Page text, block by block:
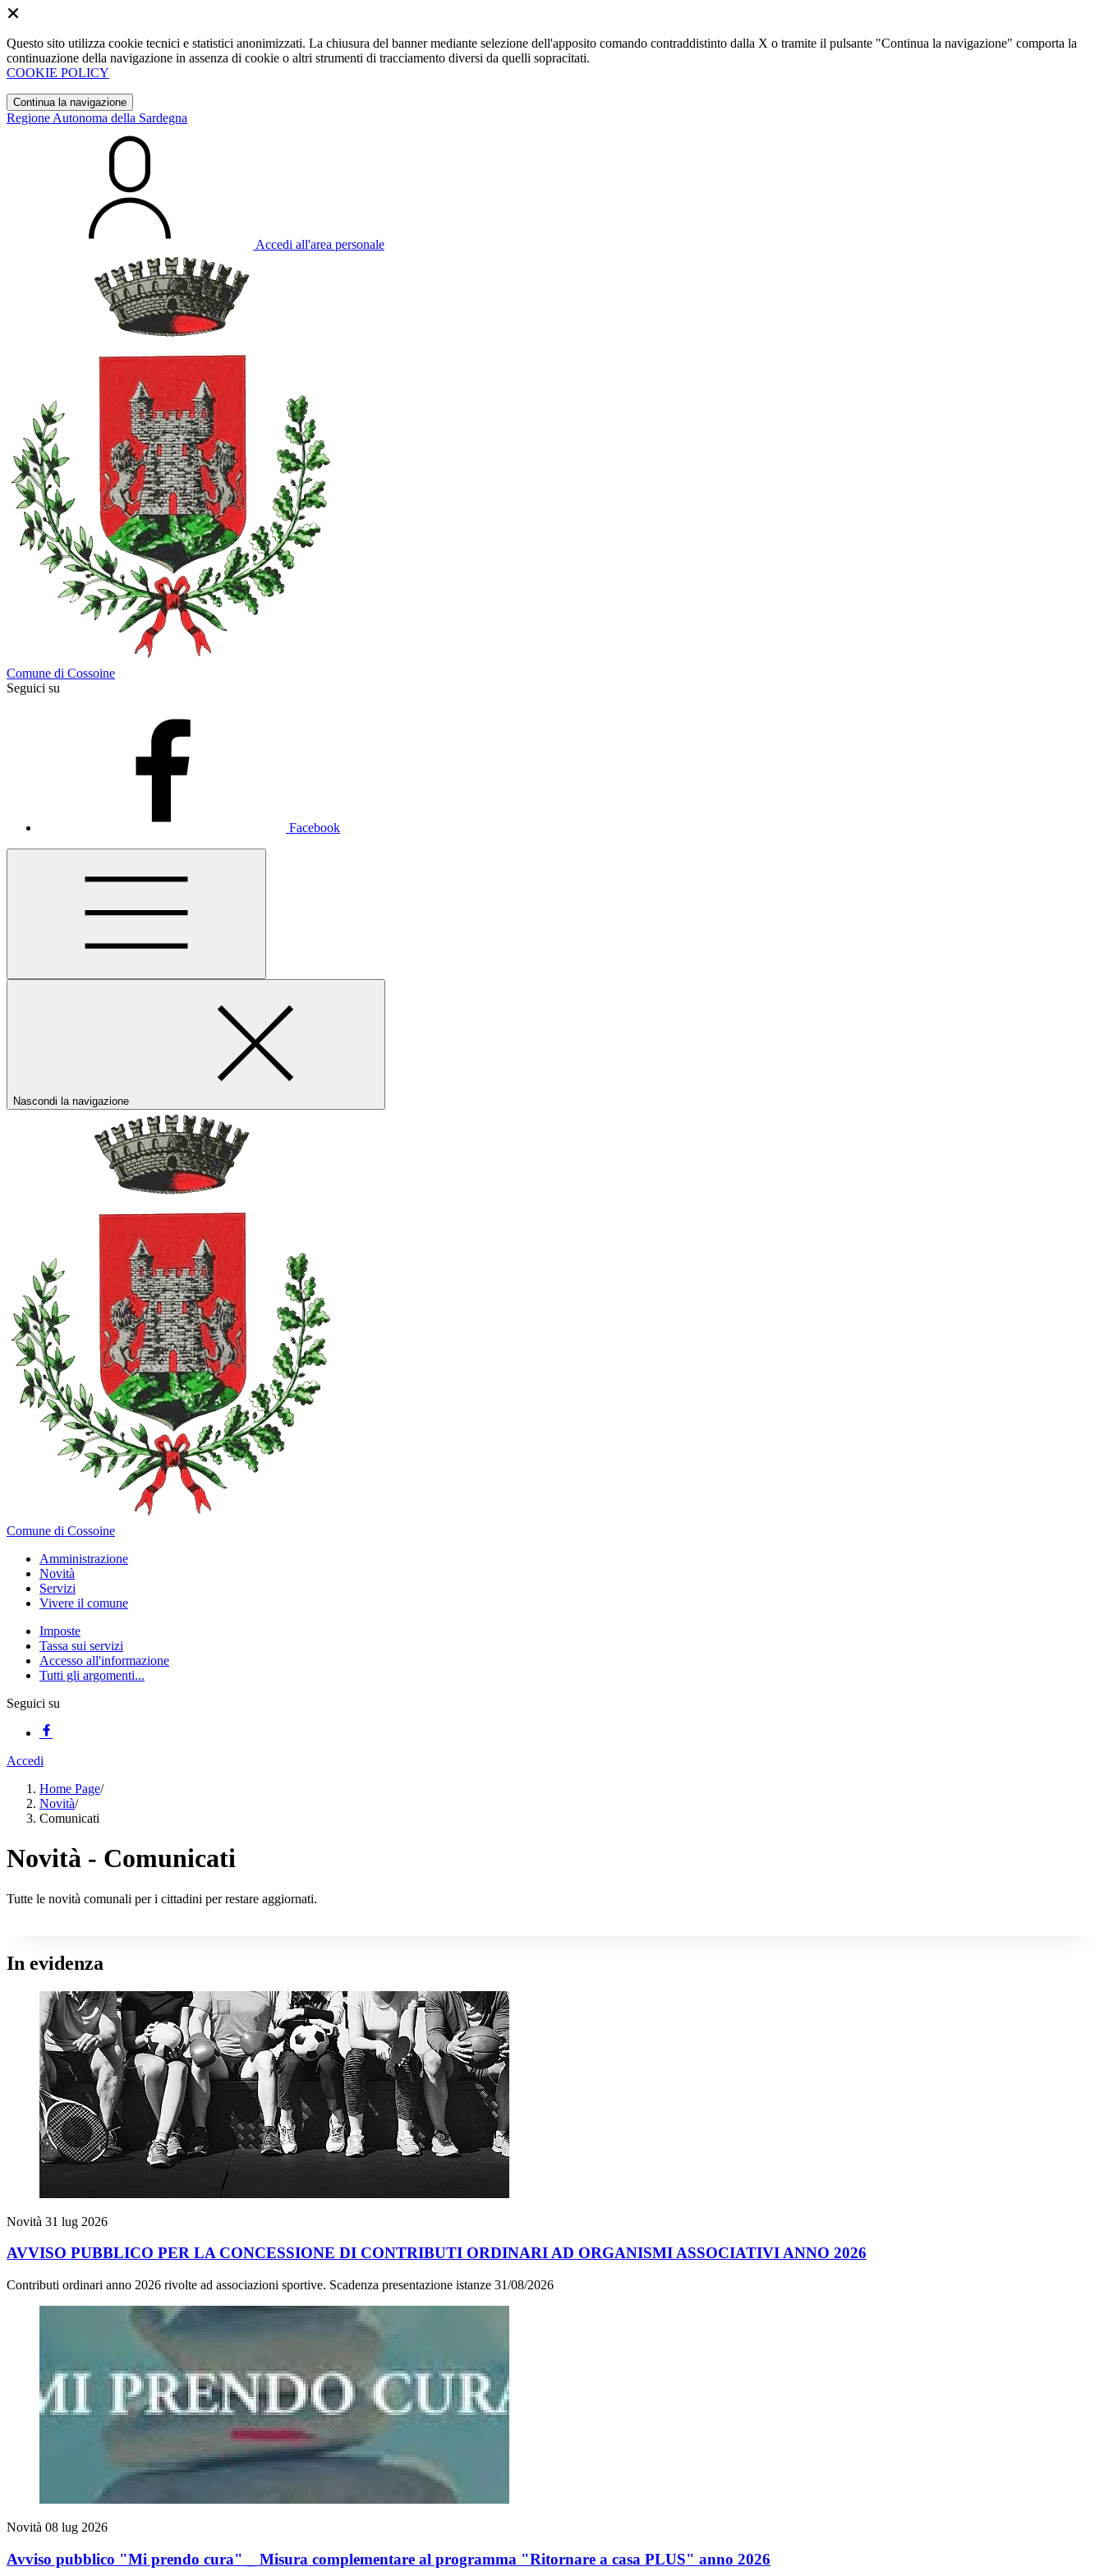
Questo sito utilizza cookie tecnici e statistici anonimizzati. La chiusura del banner mediante selezione dell'apposito comando contraddistinto dalla X o tramite il pulsante "Continua la navigazione" comporta la
continuazione della navigazione in assenza di cookie o altri strumenti di tracciamento diversi da quelli sopracitati.
COOKIE POLICY
Continua la navigazione
Regione Autonoma della Sardegna
Accedi all'area personale
Comune di Cossoine
Seguici su
Facebook
Nascondi la navigazione
Comune di Cossoine
Amministrazione
Novità
Servizi
Vivere il comune
Imposte
Tassa sui servizi
Accesso all'informazione
Tutti gli argomenti...
Seguici su
Accedi
Home Page/
Novità/
Comunicati
Novità - Comunicati
Tutte le novità comunali per i cittadini per restare aggiornati.
In evidenza
Novità 31 lug 2026
AVVISO PUBBLICO PER LA CONCESSIONE DI CONTRIBUTI ORDINARI AD ORGANISMI ASSOCIATIVI ANNO 2026
Contributi ordinari anno 2026 rivolte ad associazioni sportive. Scadenza presentazione istanze 31/08/2026
Novità 08 lug 2026
Avviso pubblico "Mi prendo cura" _ Misura complementare al programma "Ritornare a casa PLUS" anno 2026